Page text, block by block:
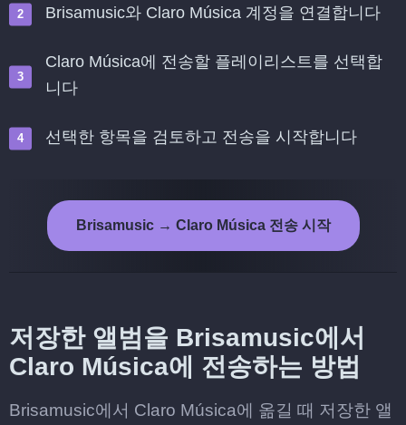
Brisamusic와 Claro Música 계정을 연결합니다
Claro Música에 전송할 플레이리스트를 선택합
니다
선택한 항목을 검토하고 전송을 시작합니다
Brisamusic → Claro Música 전송 시작
저장한 앨범을 Brisamusic에서
Claro Música에 전송하는 방법
Brisamusic에서 Claro Música에 옮길 때 저장한 앨